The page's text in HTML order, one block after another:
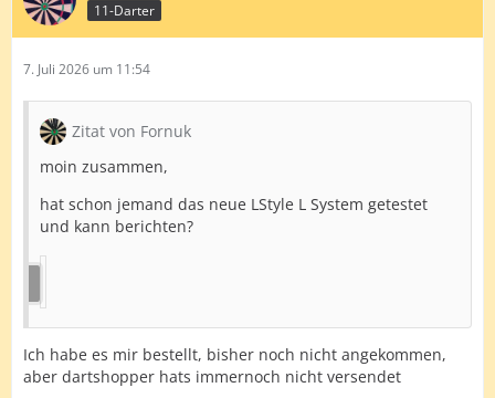
11-Darter
7. Juli 2026 um 11:54
Zitat von Fornuk
moin zusammen,
hat schon jemand das neue LStyle L System getestet
und kann berichten?
Ich habe es mir bestellt, bisher noch nicht angekommen,
aber dartshopper hats immernoch nicht versendet